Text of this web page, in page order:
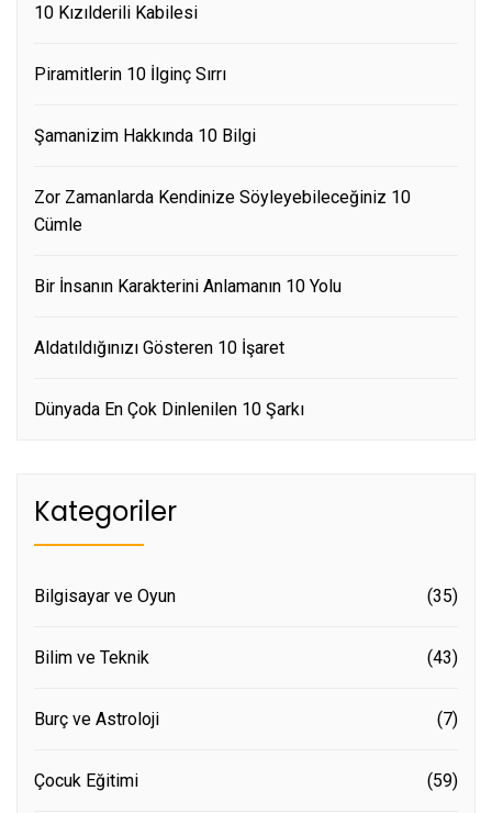
10 Kızılderili Kabilesi
Piramitlerin 10 İlginç Sırrı
Şamanizim Hakkında 10 Bilgi
Zor Zamanlarda Kendinize Söyleyebileceğiniz 10
Cümle
Bir İnsanın Karakterini Anlamanın 10 Yolu
Aldatıldığınızı Gösteren 10 İşaret
Dünyada En Çok Dinlenilen 10 Şarkı
Kategoriler
Bilgisayar ve Oyun (35)
Bilim ve Teknik (43)
Burç ve Astroloji (7)
Çocuk Eğitimi (59)